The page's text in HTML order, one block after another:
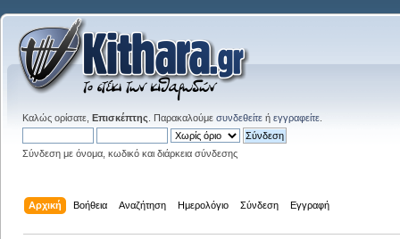
Καλώς ορίσατε, Επισκέπτης . Παρακαλούμε συνδεθείτε ή εγγραφείτε
Σύνδεση με όνομα, κωδικό και διάρκεια σύνδεσης
Αρχική Βοήθεια Αναζήτηση Ημερολόγιο Σύνδεση Εγγραφή